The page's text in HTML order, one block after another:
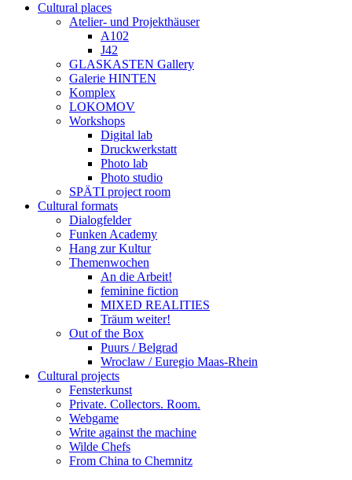
Cultural places
Atelier- und Projekthäuser
A102
J42
GLASKASTEN Gallery
Galerie HINTEN
Komplex
LOKOMOV
Workshops
Digital lab
Druckwerkstatt
Photo lab
Photo studio
SPÄTI project room
Cultural formats
Dialogfelder
Funken Academy
Hang zur Kultur
Themenwochen
An die Arbeit!
feminine fiction
MIXED REALITIES
Träum weiter!
Out of the Box
Puurs / Belgrad
Wroclaw / Euregio Maas-Rhein
Cultural projects
Fensterkunst
Private. Collectors. Room.
Webgame
Write against the machine
Wilde Chefs
From China to Chemnitz